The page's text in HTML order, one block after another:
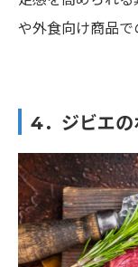
や外食向け商品で
4．ジビエ